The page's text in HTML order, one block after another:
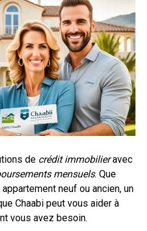
de crédit immobilieravec
mensuels. Que
neuf ou ancien, un
Chaabi peut vous aider à
vous avez besoin.